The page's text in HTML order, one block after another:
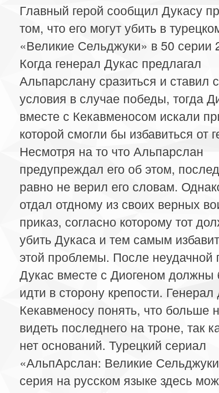
Главный герой сообщил Дукасу
том, что его могут убить в
«Великие Сельджуки» в 50 серии
Когда генерал Дукас предлагал
Альпарслану сразиться и ставил
условия в случае победы, тогда
вместе с Кекавменосом искали
которой смогли бы избавиться от
Несмотря на то что Альпарслан
предупреждал его об этом,
равно не верил его словам.
отдал отдному из своих верных
приказ, согласно которому тот
убить Дукаса и тем самым
этой проблемы. После неудачной
Дукас вместе с Диогеном должны
идти в сторону крепости. Генерал
Кекавменосу понять, что больше
видеть последнего на троне, так
нет оснований. Турецкий сериал
«АльпАрслан: Великие
серия на русском языке здесь